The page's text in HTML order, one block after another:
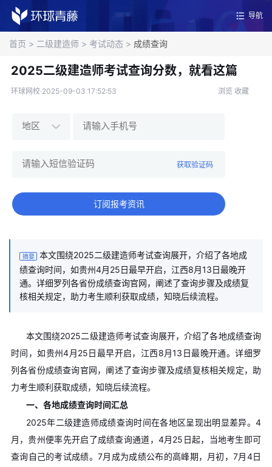
导航
首页 > 二级建造师 > 考试动态 > 成绩查询
2025二级建造师考试查询分数，就看这篇
环球网校·2025-09-03 17:52:53 浏览 收藏
获取验证码
订阅报考资讯
摘要
本文围绕2025二级建造师考试查询展开，介绍了各地成
绩查询时间，如贵州4月25日最早开启，江西8月13日最晚开
通。详细罗列各省份成绩查询官网，阐述了查询步骤及成绩复
核相关规定，助力考生顺利获取成绩，知晓后续流程。
本文围绕2025二级建造师考试查询展开，介绍了各地成绩查询
时间，如贵州4月25日最早开启，江西8月13日最晚开通。详细罗
列各省份成绩查询官网，阐述了查询步骤及成绩复核相关规定，助
力考生顺利获取成绩，知晓后续流程。
一、各地成绩查询时间汇总
2025年二级建造师成绩查询时间在各地区呈现出明显差异。4
月，贵州便率先开启了成绩查询通道，4月25日起，当地考生即可
查询自己的考试成绩。7月成为成绩公布的高峰期，月初，7月4日